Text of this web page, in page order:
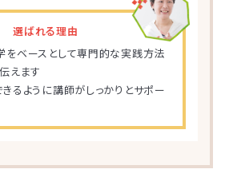
選ばれる理由
をベースとして専門的な実践方法
えます
るように講師がしっかりとサポー